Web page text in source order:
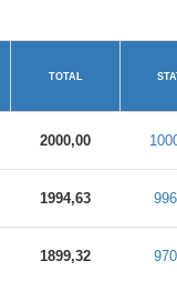
TOTAL
2000,00
1994,63
1899,32